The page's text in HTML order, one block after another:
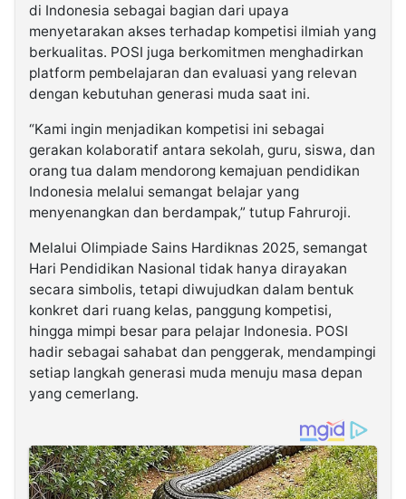
di Indonesia sebagai bagian dari upaya
menyetarakan akses terhadap kompetisi ilmiah yang
berkualitas. POSI juga berkomitmen menghadirkan
platform pembelajaran dan evaluasi yang relevan
dengan kebutuhan generasi muda saat ini.
“Kami ingin menjadikan kompetisi ini sebagai
gerakan kolaboratif antara sekolah, guru, siswa, dan
orang tua dalam mendorong kemajuan pendidikan
Indonesia melalui semangat belajar yang
menyenangkan dan berdampak,” tutup Fahruroji.
Melalui Olimpiade Sains Hardiknas 2025, semangat
Hari Pendidikan Nasional tidak hanya dirayakan
secara simbolis, tetapi diwujudkan dalam bentuk
konkret dari ruang kelas, panggung kompetisi,
hingga mimpi besar para pelajar Indonesia. POSI
hadir sebagai sahabat dan penggerak, mendampingi
setiap langkah generasi muda menuju masa depan
yang cemerlang.